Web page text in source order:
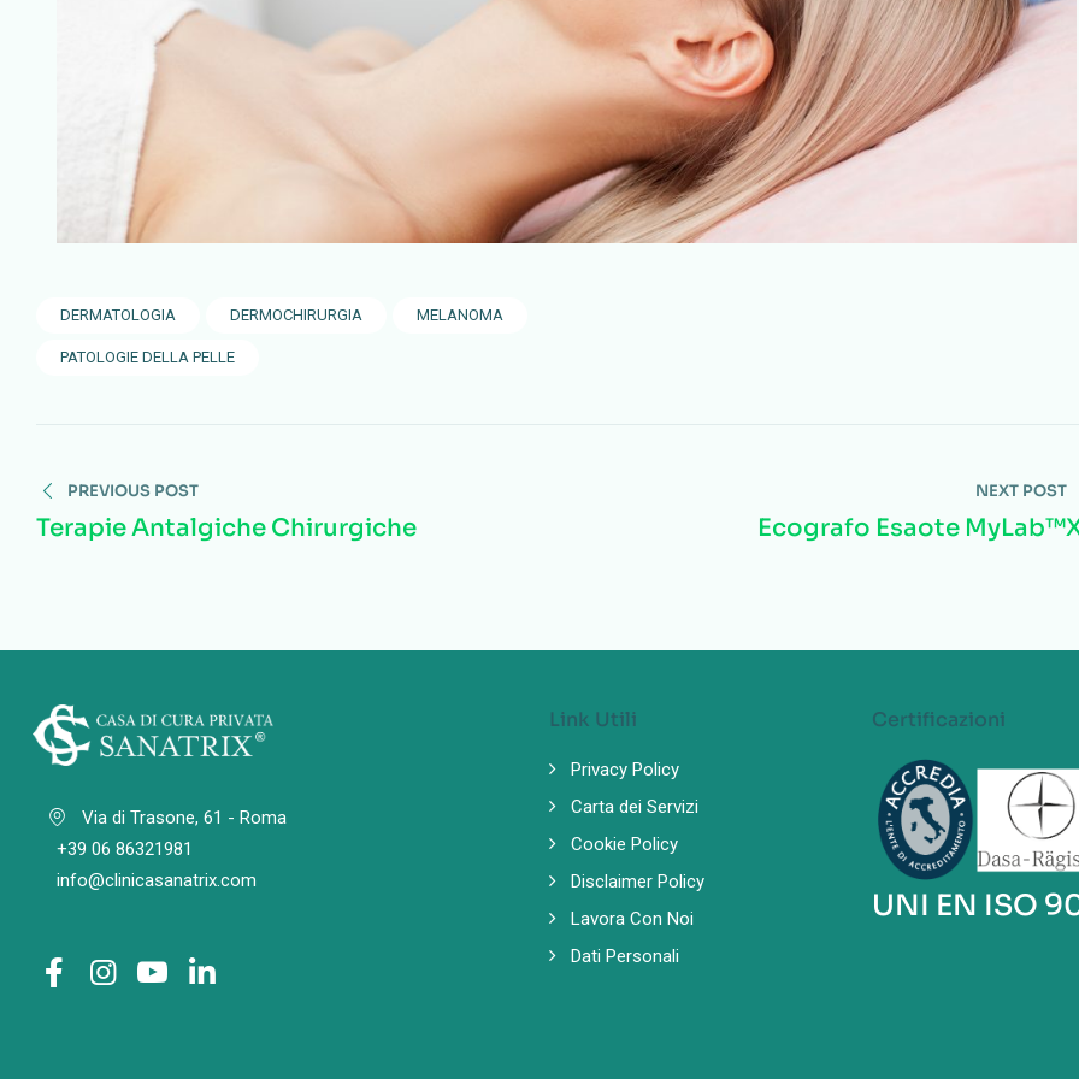
DERMATOLOGIA DERMOCHIRURGIA MELANOMA
PATOLOGIE DELLA PELLE
PREVIOUS POST
Terapie Antalgiche Chirurgiche
NEXT POST
Ecografo Esaote
Via di Trasone, 61 - Roma
+39 06 86321981
info@clinicasanatrix.com
Link Utili
Privacy Policy
Carta dei Servizi
Cookie Policy
Disclaimer Policy
Lavora Con Noi
Dati Personali
Certificazioni
UNI EN ISO